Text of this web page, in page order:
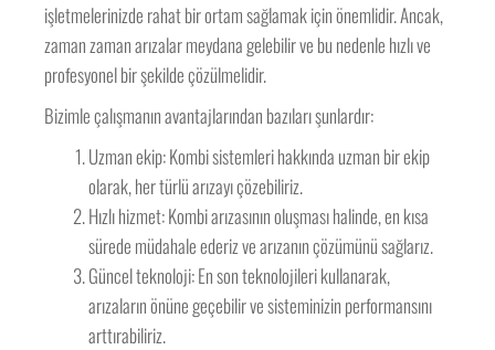
işletmelerinizde rahat bir ortam sağlamak için önemlidir. Ancak,
zaman zaman arızalar meydana gelebilir ve bu nedenle hızlı ve
profesyonel bir şekilde çözülmelidir.
Bizimle çalışmanın avantajlarından bazıları şunlardır:
Uzman ekip: Kombi sistemleri hakkında uzman bir ekip
olarak, her türlü arızayı çözebiliriz.
Hızlı hizmet: Kombi arızasının oluşması halinde, en kısa
sürede müdahale ederiz ve arızanın çözümünü sağlarız.
Güncel teknoloji: En son teknolojileri kullanarak,
arızaların önüne geçebilir ve sisteminizin performansını
arttırabiliriz.